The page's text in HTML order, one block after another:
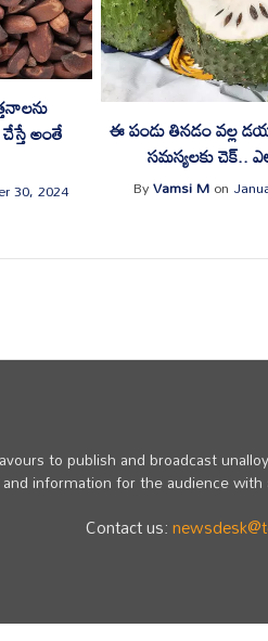
అంతే
30, 2024
ఈ పండు తినడం వల్ల
సమస్యలకు చెక్..
ByVamsi Mon
to publish and broadcast
information for the audience
Contact us: